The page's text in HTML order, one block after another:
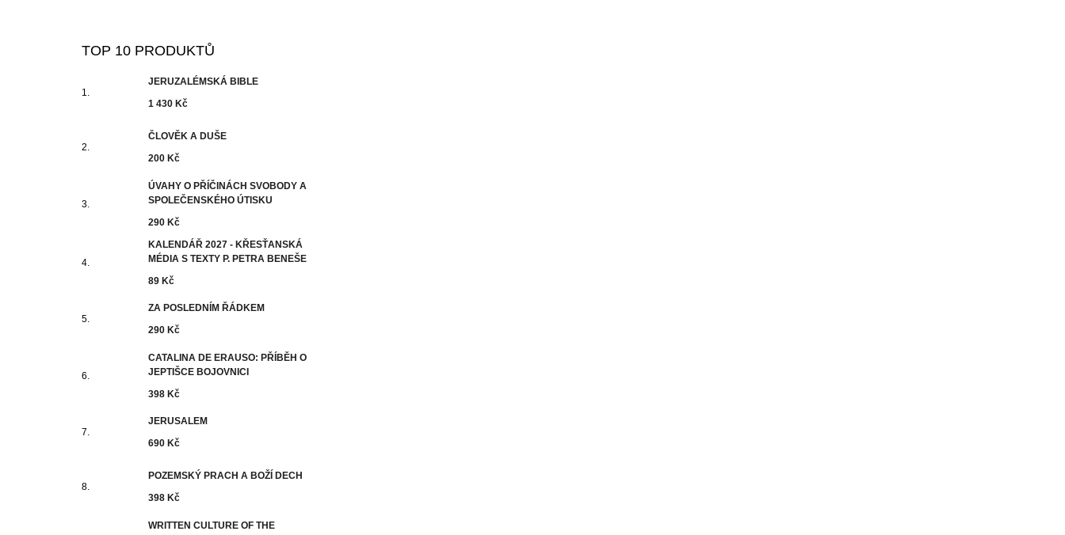
TOP 10 PRODUKTŮ
JERUZALÉMSKÁ BIBLE
1 430 Kč
ČLOVĚK A DUŠE
200 Kč
ÚVAHY O PŘÍČINÁCH SVOBODY A
SPOLEČENSKÉHO ÚTISKU
290 Kč
KALENDÁŘ 2027 - KŘESŤANSKÁ
MÉDIA S TEXTY P. PETRA BENEŠE
89 Kč
ZA POSLEDNÍM ŘÁDKEM
290 Kč
CATALINA DE ERAUSO: PŘÍBĚH O
JEPTIŠCE BOJOVNICI
398 Kč
JERUSALEM
690 Kč
POZEMSKÝ PRACH A BOŽÍ DECH
398 Kč
WRITTEN CULTURE OF THE